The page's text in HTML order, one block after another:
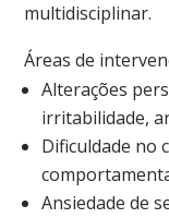
multidisciplinar.
Áreas de
Alterações
irritabilidade,
Dificuldade no
Ansiedade de